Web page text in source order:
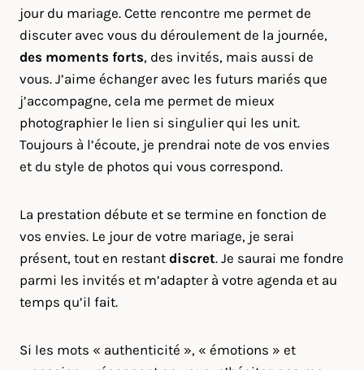
jour du mariage. Cette rencontre me permet de
discuter avec vous du déroulement de la journée,
des moments forts, des invités, mais aussi de
vous. J’aime échanger avec les futurs mariés que
j’accompagne, cela me permet de mieux
photographier le lien si singulier qui les unit.
Toujours à l’écoute, je prendrai note de vos envies
et du style de photos qui vous correspond.
La prestation débute et se termine en fonction de
vos envies. Le jour de votre mariage, je serai
présent, tout en restant discret. Je saurai me fondre
parmi les invités et m’adapter à votre agenda et au
temps qu’il fait.
Si les mots « authenticité », « émotions » et